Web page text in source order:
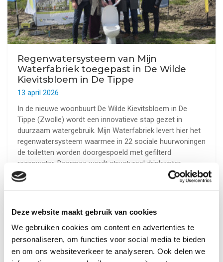
Deze website maakt gebruik van cookies
We gebruiken cookies om content en advertenties te
personaliseren, om functies voor social media te bieden
en om ons websiteverkeer te analyseren. Ook delen we
Regenwatersysteem van Mijn
Waterfabriek toegepast in De Wilde
Kievitsbloem in De Tippe
13 april 2026
In de nieuwe woonbuurt De Wilde Kievitsbloem in De
Tippe (Zwolle) wordt een innovatieve stap gezet in
duurzaam watergebruik. Mijn Waterfabriek levert hier het
regenwatersysteem waarmee in 22 sociale huurwoningen
de toiletten worden doorgespoeld met gefilterd
regenwater. Daarmee wordt structureel drinkwater
bespaard en bijgedragen aan een toekomstbestendige
woonomgeving.De ontwikkeling van De Wilde
Bouw Vastgoed Hardenberg, deltaWonen en Openbaar
Belang. De bouw van de 22 grondgebonden sociale
huurwoningen gaat binnenkort van start.